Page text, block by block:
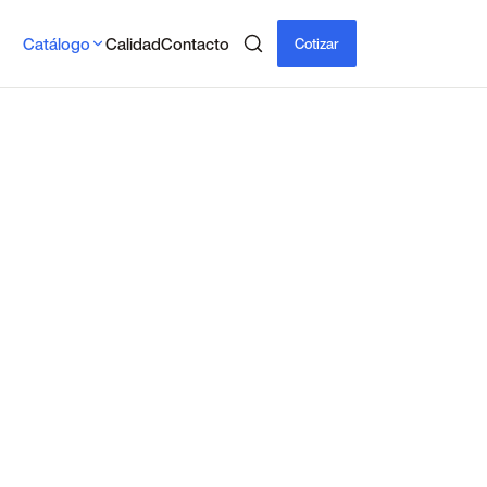
Catálogo CalidadContacto Cotizar